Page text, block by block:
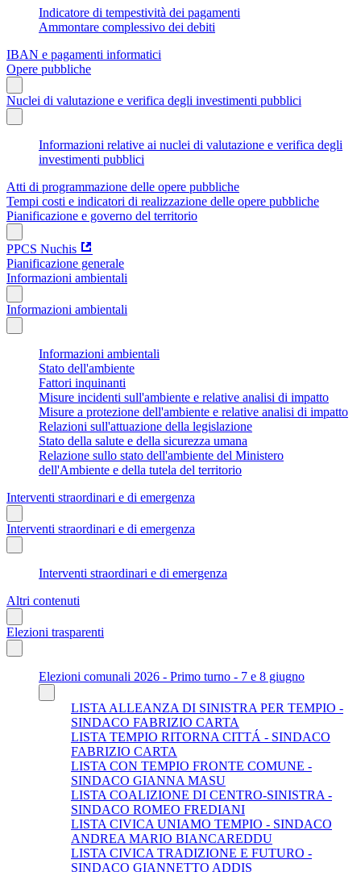
Indicatore di tempestività dei pagamenti
Ammontare complessivo dei debiti
IBAN e pagamenti informatici
Opere pubbliche
Nuclei di valutazione e verifica degli investimenti pubblici
Informazioni relative ai nuclei di valutazione e verifica degli
investimenti pubblici
Atti di programmazione delle opere pubbliche
Tempi costi e indicatori di realizzazione delle opere pubbliche
Pianificazione e governo del territorio
PPCS Nuchis
Pianificazione generale
Informazioni ambientali
Informazioni ambientali
Informazioni ambientali
Stato dell'ambiente
Fattori inquinanti
Misure incidenti sull'ambiente e relative analisi di impatto
Misure a protezione dell'ambiente e relative analisi di impatto
Relazioni sull'attuazione della legislazione
Stato della salute e della sicurezza umana
Relazione sullo stato dell'ambiente del Ministero
dell'Ambiente e della tutela del territorio
Interventi straordinari e di emergenza
Interventi straordinari e di emergenza
Interventi straordinari e di emergenza
Altri contenuti
Elezioni trasparenti
Elezioni comunali 2026 - Primo turno - 7 e 8 giugno
LISTA ALLEANZA DI SINISTRA PER TEMPIO -
SINDACO FABRIZIO CARTA
LISTA TEMPIO RITORNA CITTÁ - SINDACO
FABRIZIO CARTA
LISTA CON TEMPIO FRONTE COMUNE -
SINDACO GIANNA MASU
LISTA COALIZIONE DI CENTRO-SINISTRA -
SINDACO ROMEO FREDIANI
LISTA CIVICA UNIAMO TEMPIO - SINDACO
ANDREA MARIO BIANCAREDDU
LISTA CIVICA TRADIZIONE E FUTURO -
SINDACO GIANNETTO ADDIS